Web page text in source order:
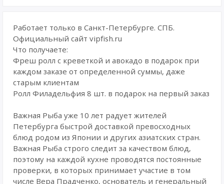
Работает только в Санкт-Петербурге. СПБ.
Официальный сайт vipfish.ru
Что получаете:
Фреш ролл с креветкой и авокадо в подарок при
каждом заказе от определенной суммы, даже
старым клиентам
Ролл Филадельфия 8 шт. в подарок на первый заказ
Важная Рыба уже 10 лет радует жителей
Петербурга быстрой доставкой превосходных
блюд родом из Японии и других азиатских стран.
Важная Рыба строго следит за качеством блюд,
поэтому на каждой кухне проводятся постоянные
проверки, в которых принимает участие в том
числе Вера Прадченко, основатель и генеральный